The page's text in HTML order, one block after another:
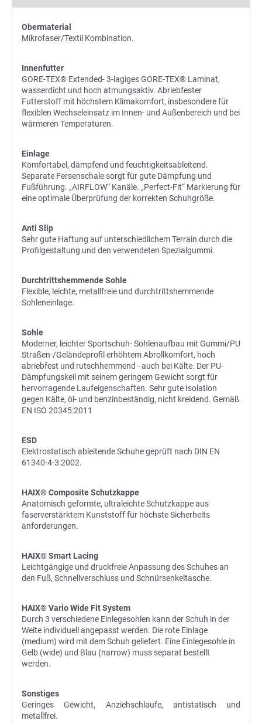
Obermaterial
Mikrofaser/Textil Kombination.
Innenfutter
GORE-TEX® Extended- 3-lagiges GORE-TEX® Laminat,
wasserdicht und hoch atmungsaktiv. Abriebfester
Futterstoff mit höchstem Klimakomfort, insbesondere für
flexiblen Wechseleinsatz im Innen- und Außenbereich und bei
wärmeren Temperaturen.
Einlage
Komfortabel, dämpfend und feuchtigkeitsableitend.
Separate Fersenschale sorgt für gute Dämpfung und
Fußführung. „AIRFLOW“ Kanäle. „Perfect-Fit“ Markierung für
eine optimale Überprüfung der korrekten Schuhgröße.
Anti Slip
Sehr gute Haftung auf unterschiedlichem Terrain durch die
Profilgestaltung und den verwendeten Spezialgummi.
Durchtrittshemmende Sohle
Flexible, leichte, metallfreie und durchtrittshemmende
Sohleneinlage.
Sohle
Moderner, leichter Sportschuh- Sohlenaufbau mit Gummi/PU
Straßen-/Geländeprofil erhöhtem Abrollkomfort, hoch
abriebfest und rutschhemmend - auch bei Kälte. Der PU-
Dämpfungskeil mit seinem geringem Gewicht sorgt für
hervorragende Laufeigenschaften. Sehr gute Isolation
gegen Kälte, öl- und benzinbeständig, nicht kreidend. Gemäß
EN ISO 20345:2011
ESD
Elektrostatisch ableitende Schuhe geprüft nach DIN EN
61340-4-3:2002.
HAIX® Composite Schutzkappe
Anatomisch geformte, ultraleichte Schutzkappe aus
faserverstärktem Kunststoff für höchste Sicherheits
anforderungen.
HAIX® Smart Lacing
Leichtgängige und druckfreie Anpassung des Schuhes an
den Fuß, Schnellverschluss und Schnürsenkeltasche.
HAIX® Vario Wide Fit System
Durch 3 verschiedene Einlegesohlen kann der Schuh in der
Weite individuell angepasst werden. Die rote Einlage
(medium) wird mit dem Schuh geliefert. Eine Einlegesohle in
Gelb (wide) und Blau (narrow) muss separat bestellt
werden.
Sonstiges
Geringes Gewicht, Anziehschlaufe, antistatisch und
metallfrei.